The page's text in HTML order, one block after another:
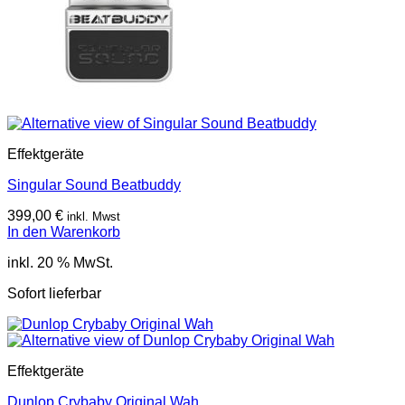
Effektgeräte
Singular Sound Beatbuddy
399,00 € inkl. Mwst
In den Warenkorb
inkl. 20 % MwSt.
Sofort lieferbar
Effektgeräte